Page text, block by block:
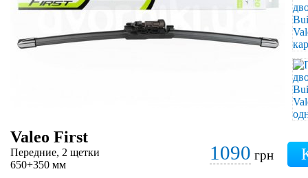
Valeo First
Передние, 2 щетки
650+350 мм
1090 грн